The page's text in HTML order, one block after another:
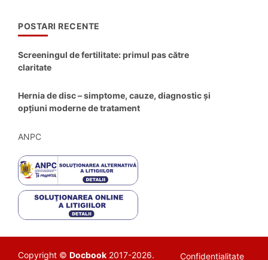
POSTARI RECENTE
Screeningul de fertilitate: primul pas către
claritate
Hernia de disc – simptome, cauze, diagnostic și
opțiuni moderne de tratament
ANPC
Copyright © Docbook 2017-2026. Confidentialitate